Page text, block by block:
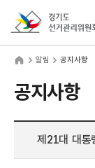
알림 공지사항
공지사항
제21대 대통